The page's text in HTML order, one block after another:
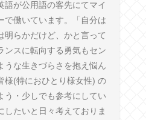
語が公用語の客先にてマイ
で働いています。「自分は
明らかだけど、かと言って
ンスに転向する勇気もセン
うな生きづらさを抱え悩ん
様(特におひとり様女性) の
う・少しでも参考にしてい
したいと日々考えておりま